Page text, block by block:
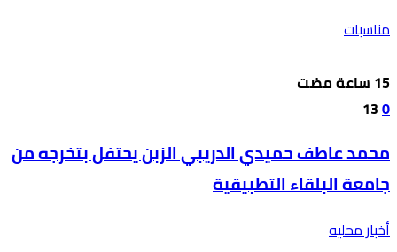
مناسبات
0
13
محمد عاطف حميدي الدريبي الزبن يحتفل بتخرجه من
جامعة البلقاء التطبيقية
أخبار محليه